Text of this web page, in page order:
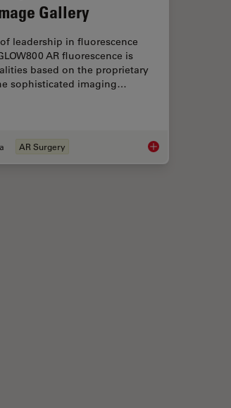
in AVM (Arteriovenous Malformation) Treatment
Gallery
leadership in fluorescence
AR fluorescence is
based on the proprietary
sophisticated imaging…
AR Surgery Augmented Reality